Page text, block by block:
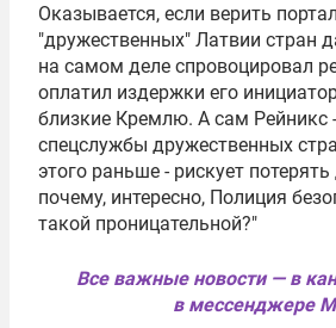
Оказывается, если верить
"дружественных" Латвии стран
на самом деле спровоцировал
оплатил издержки его
близкие Кремлю. А сам Рейникс
спецслужбы дружественных
этого раньше - рискует
почему, интересно, Полиция
такой проницательной?"
Все важные новости — в
в мессенджере